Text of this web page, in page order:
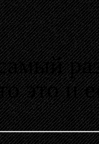
это и